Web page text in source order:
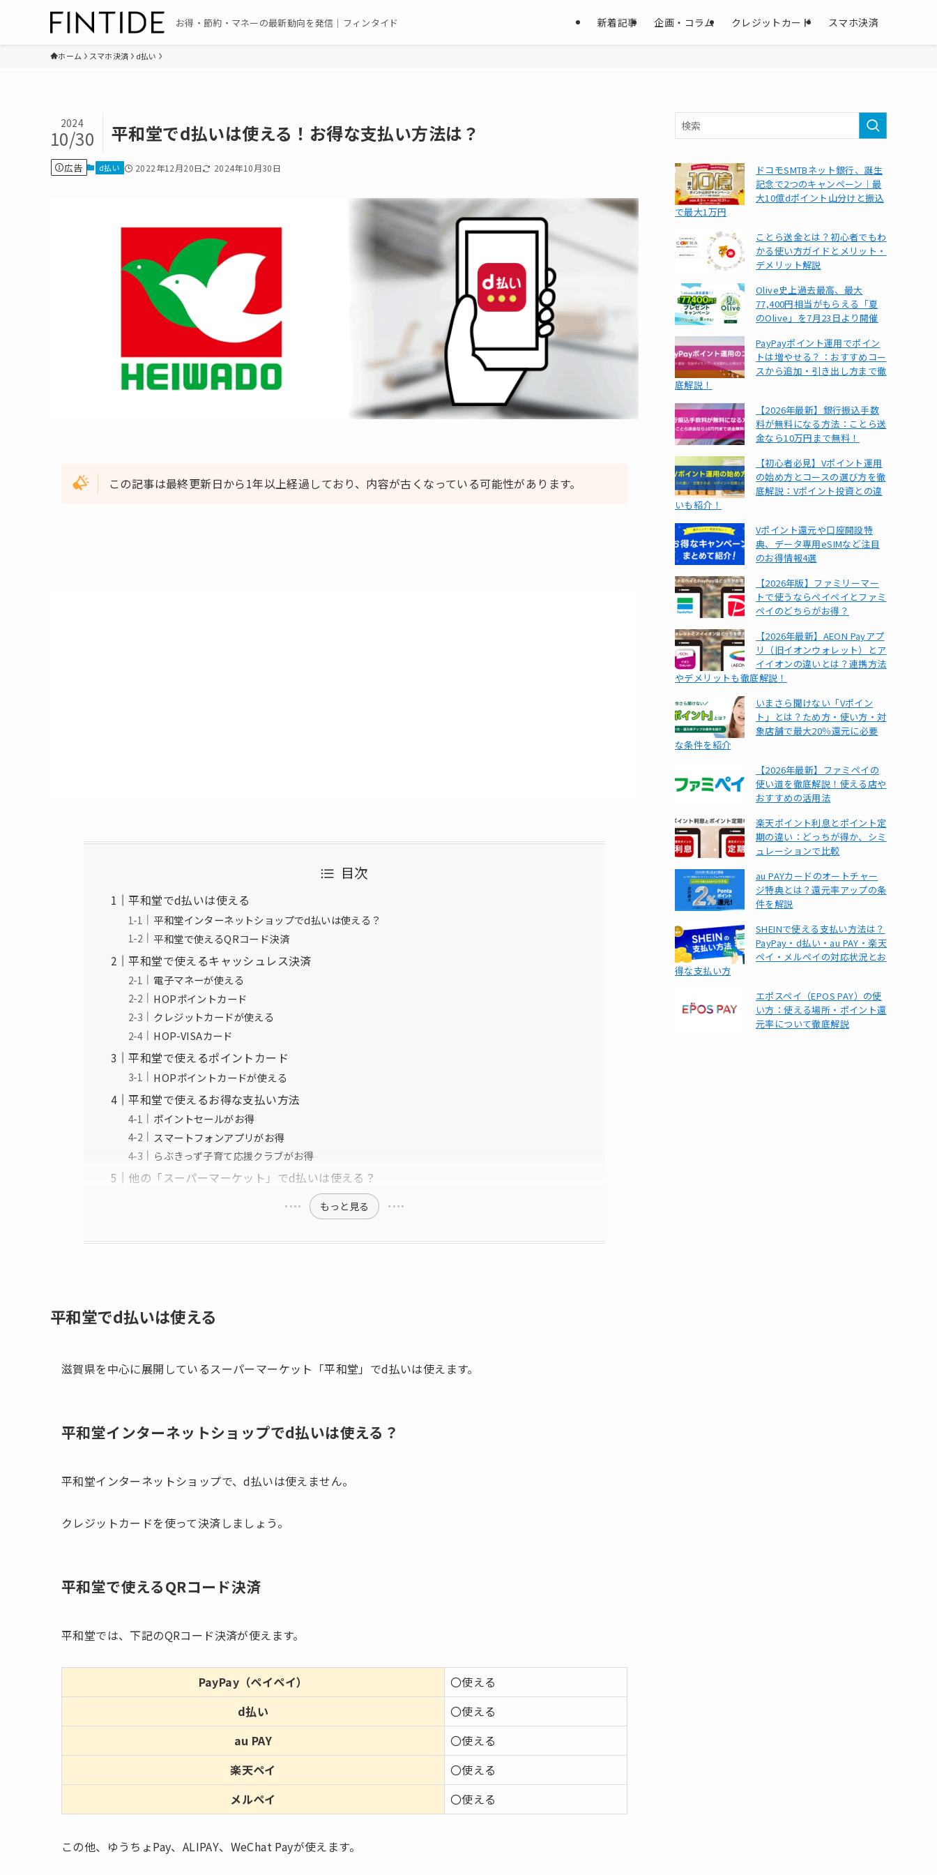
お得・節約・マネーの最新動向を発信｜フィンタイド 新着記事 企画・コラム クレジットカード スマホ決済
ホーム スマホ決済 d払い
平和堂でd払いは使える！お得な支払い方法は？
2024
10/30
広告 d払い 2022年12月20日 2024年10月30日
この記事は最終更新日から1年以上経過しており、内容が古くなっている可能性があります。
目次
平和堂でd払いは使える
平和堂インターネットショップでd払いは使える？
平和堂で使えるQRコード決済
平和堂で使えるキャッシュレス決済
電子マネーが使える
HOPポイントカード
クレジットカードが使える
HOP-VISAカード
平和堂で使えるポイントカード
HOPポイントカードが使える
平和堂で使えるお得な支払い方法
ポイントセールがお得
スマートフォンアプリがお得
らぶきっず子育て応援クラブがお得
他の「スーパーマーケット」でd払いは使える？
もっと見る
平和堂でd払いは使える
滋賀県を中心に展開しているスーパーマーケット「平和堂」でd払いは使えます。
平和堂インターネットショップでd払いは使える？
平和堂インターネットショップで、d払いは使えません。
クレジットカードを使って決済しましょう。
平和堂で使えるQRコード決済
平和堂では、下記のQRコード決済が使えます。
PayPay（ペイペイ）
〇使える
d払い
〇使える
au PAY
〇使える
楽天ペイ
〇使える
メルペイ
〇使える
この他、ゆうちょPay、ALIPAY、WeChat Payが使えます。
ドコモSMTBネット銀行、誕生
記念で2つのキャンペーン｜最
大10億dポイント山分けと振込
で最大1万円
ことら送金とは？初心者でもわ
かる使い方ガイドとメリット・
デメリット解説
Olive史上過去最高、最大
77,400円相当がもらえる「夏
のOlive」を7月23日より開催
PayPayポイント運用でポイン
トは増やせる？：おすすめコー
スから追加・引き出し方まで徹
底解説！
【2026年最新】銀行振込手数
料が無料になる方法：ことら送
金なら10万円まで無料！
【初心者必見】Vポイント運用
の始め方とコースの選び方を徹
底解説：Vポイント投資との違
いも紹介！
Vポイント還元や口座開設特
典、データ専用eSIMなど注目
のお得情報4選
【2026年版】ファミリーマー
トで使うならペイペイとファミ
ペイのどちらがお得？
【2026年最新】AEON Payアプ
リ（旧イオンウォレット）とア
イイオンの違いとは？連携方法
やデメリットも徹底解説！
いまさら聞けない「Vポイン
ト」とは？ため方・使い方・対
象店舗で最大20％還元に必要
な条件を紹介
【2026年最新】ファミペイの
使い道を徹底解説！使える店や
おすすめの活用法
楽天ポイント利息とポイント定
期の違い：どっちが得か、シミ
ュレーションで比較
au PAYカードのオートチャー
ジ特典とは？還元率アップの条
件を解説
SHEINで使える支払い方法は？
PayPay・d払い・au PAY・楽天
ペイ・メルペイの対応状況とお
得な支払い方
エポスペイ（EPOS PAY）の使
い方：使える場所・ポイント還
元率について徹底解説